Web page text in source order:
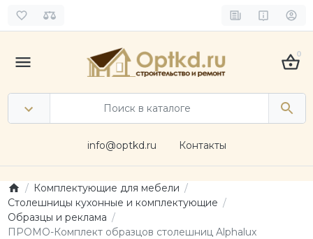
0
info@optkd.ru Контакты
Комплектующие для мебели
Столешницы кухонные и комплектующие
Образцы и реклама
ПРОМО-Комплект образцов столешниц Alphalux